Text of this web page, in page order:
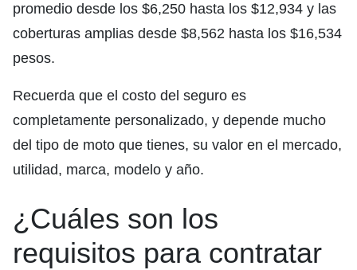
promedio desde los $6,250 hasta los $12,934 y las
coberturas amplias desde $8,562 hasta los $16,534
pesos.
Recuerda que el costo del seguro es
completamente personalizado, y depende mucho
del tipo de moto que tienes, su valor en el mercado,
utilidad, marca, modelo y año.
¿Cuáles son los
requisitos para contratar